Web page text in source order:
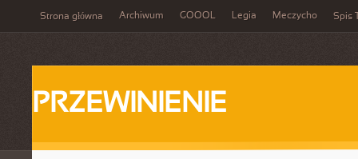
Strona główna Archiwum GOOOL Legia Meczycho Spis
PRZEWINIENIE